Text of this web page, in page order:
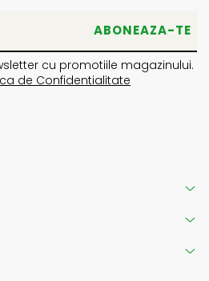
cu promotiile magazinului.
de Confidentialitate